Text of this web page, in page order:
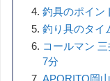
釣具のポイン
釣り具のタイ
コールマン
7分
APORITO岡